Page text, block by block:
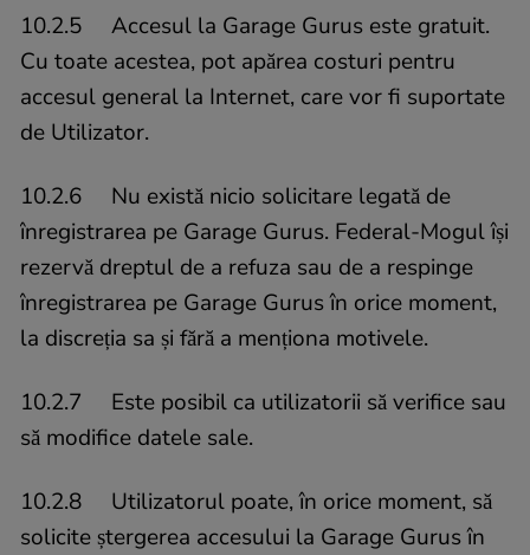
10.2.5 Accesul la Garage Gurus este gratuit.
Cu toate acestea, pot apărea costuri pentru
accesul general la Internet, care vor fi suportate
de Utilizator.
10.2.6 Nu există nicio solicitare legată de
înregistrarea pe Garage Gurus. Federal-Mogul își
rezervă dreptul de a refuza sau de a respinge
înregistrarea pe Garage Gurus în orice moment,
la discreția sa și fără a menționa motivele.
10.2.7 Este posibil ca utilizatorii să verifice sau
să modifice datele sale.
10.2.8 Utilizatorul poate, în orice moment, să
solicite ștergerea accesului la Garage Gurus în